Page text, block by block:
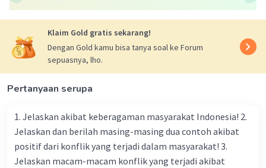
Klaim Gold gratis sekarang!
Dengan Gold kamu bisa tanya soal ke Forum
sepuasnya, lho.
Pertanyaan serupa
1. Jelaskan akibat keberagaman masyarakat Indonesia! 2.
Jelaskan dan berilah masing-masing dua contoh akibat
positif dari konflik yang terjadi dalam masyarakat! 3.
Jelaskan macam-macam konflik yang terjadi akibat